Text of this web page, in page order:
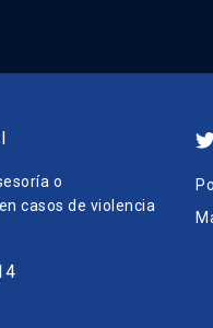
o
casos de violencia